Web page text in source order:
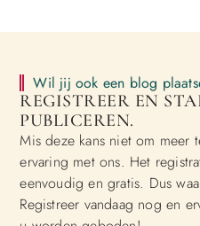
Wil jij ook een blog
REGISTREER EN
PUBLICEREN.
Mis deze kans niet om meer
ervaring met ons. Het
eenvoudig en gratis. Dus
Registreer vandaag nog en